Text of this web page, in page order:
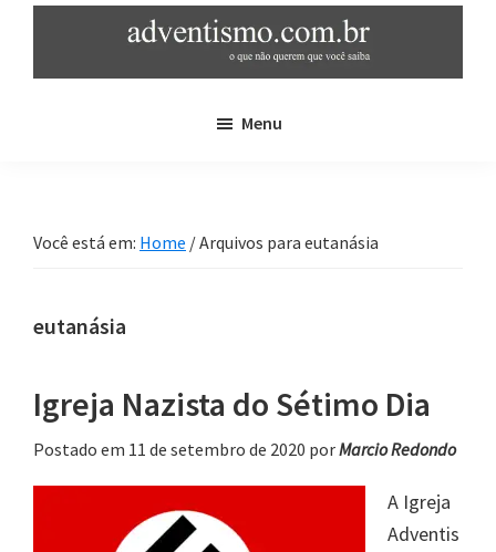
main
sidebar
que
saiba
Menu
Você está em: Home /Arquivos para eutanásia
eutanásia
Igreja Nazista do Sétimo Dia
Postado em 11 de setembro de 2020 porMarcio Redondo
A Igreja
Adventis